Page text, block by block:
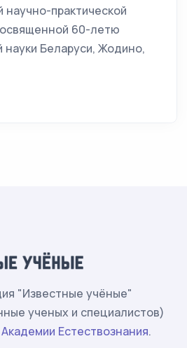
практической
60-летю
науки Беларуси, Жодино,
"Известные учёные"
ученых и специалистов)
Естествознания.